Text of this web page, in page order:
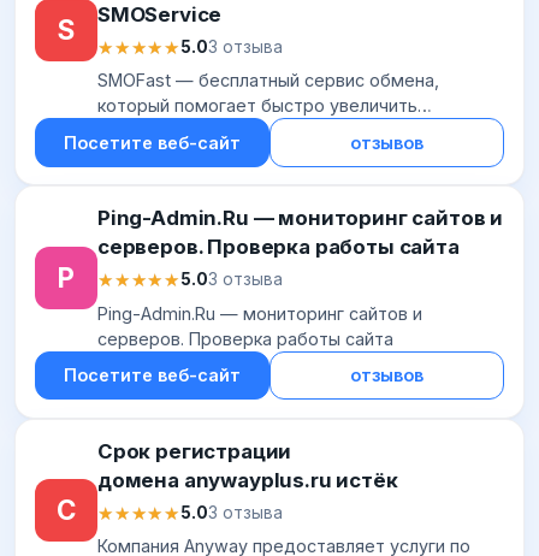
S
SMOService
★★★★★
★★★★★5.03 отзыва
SMOFast — бесплатный сервис обмена,
который помогает быстро увеличить
подписчиков, лайки и просмотры во всех
соцсетях.
Посетите веб-сайт отзывов
P
Ping-Admin.Ru — мониторинг сайтов и
серверов. Проверка работы сайта
★★★★★
★★★★★5.03 отзыва
Ping-Admin.Ru — мониторинг сайтов и
серверов. Проверка работы сайта
Посетите веб-сайт
отзывов
С
Срок регистрации
домена anywayplus.ru истёк
★★★★★
★★★★★5.03 отзыва
Компания Anyway предоставляет услуги по